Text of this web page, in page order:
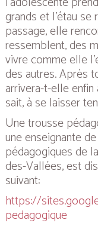
grands et l’étau
passage, elle
ressemblent, des
vivre comme elle
des autres. Après
arrivera-t-elle enfin
sait, à se laisser
Une trousse
une enseignante
pédagogiques de
des-Vallées, est
suivant:
https://
pedagogique